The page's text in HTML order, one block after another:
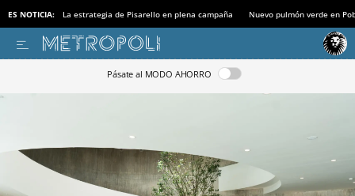
ES NOTICIA: La estrategia de Pisarello en plena campaña Nuevo pulmón verde en
Pásate al MODO AHORRO